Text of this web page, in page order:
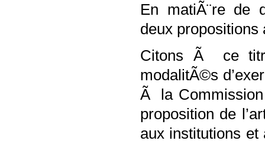
En matiÃ¨re de
deux propositions
Citons Ã ce
modalitÃ©s
Ã la
proposition de
aux institutions et